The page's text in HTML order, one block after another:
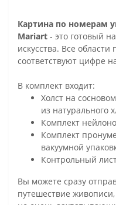
Картина по номерам
Mariart - это готовый
искусства. Все
соответствуют цифре
В комплект входит:
Холст на
из натурального
Комплект
Комплект
вакуумной
Контрольный
Вы можете сразу
путешествие